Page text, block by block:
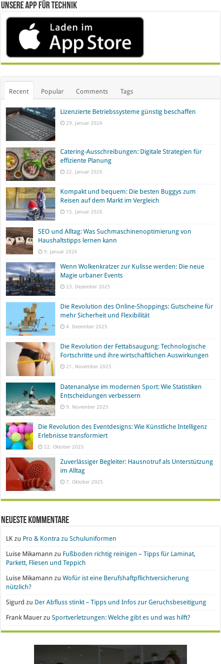
Unsere App für Technik
Recent Popular Comments Tags
Lizenzierte Betriebssysteme günstig beschaffen
29. Januar 2026
Catering-Ausschreibungen: Digitale Strategien für
effiziente Planung
22. Januar 2026
Kompakt und bequem: Die besten Buggys zum
Reisen auf dem Markt im Vergleich
15. Januar 2026
SEO und Alltag: Was Suchmaschinenoptimierung von
Haushaltstipps lernen kann
9. Januar 2026
Wenn Wolkenkratzer zur Kulisse werden: Die neue
Magie urbaner Events
23. Dezember 2025
Die Revolution des Online-Shoppings: Gutscheine für
mehr Sicherheit und Flexibilität
4. Dezember 2025
Die Revolution der Fettabsaugung: Technologische
Fortschritte und ihre wirtschaftlichen Auswirkungen
21. November 2025
Datenanalyse im modernen Sport: Wie Statistiken
Entscheidungen verbessern
9. November 2025
Die Revolution des Eventdesigns: Wie Künstliche Intelligenz
Erlebnisse transformiert
22. Oktober 2025
Zuverlässiger Begleiter: Hausnotruf als Unterstützung
im Alltag
7. Oktober 2025
Neueste Kommentare
LK zu Pro & Kontra zu Schuluniformen
Luise Mikamann zu Fußboden richtig reinigen – Tipps für Laminat,
Parkett, Fliesen und Teppich
Luise Mikamann zuWofür ist eine Berufshaftpflichtversicherung
nützlich?
Sigurd zu Der Abfluss stinkt – Tipps und Infos zur Geruchsbeseitigung
Frank Mauer zuSportverletzungen: Welche gibt es und was hilft?